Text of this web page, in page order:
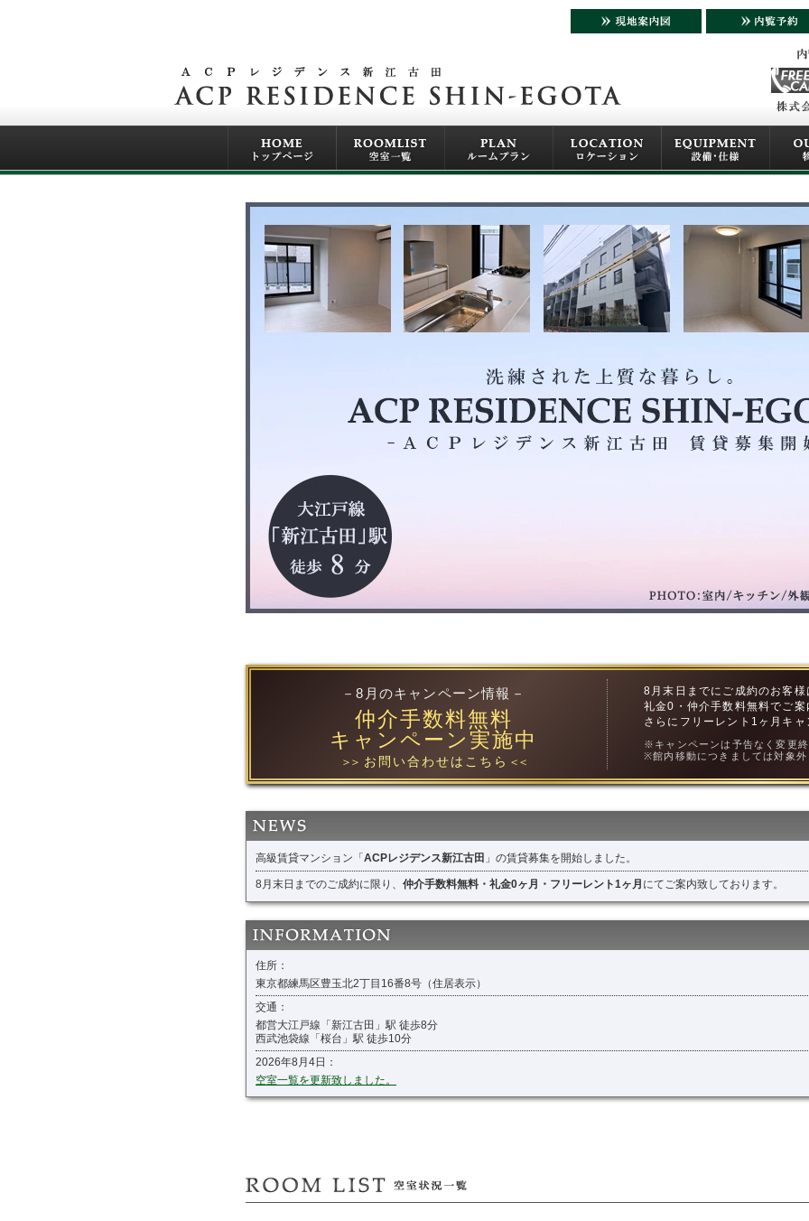
－8月のキャンペーン情報－
仲介手数料無料
キャンペーン実施中
＞＞ お問い合わせはこちら ＜＜
8月末日までにご成約のお客様
礼金0・仲介手数料無料でご案
さらにフリーレント1ヶ月キャ
※キャンペーンは予告なく変更終
※館内移動につきましては対象外
高級賃貸マンション「ACPレジデンス新江古田 」の賃貸募集を開始しました。
8月末日までのご成約に限り、 仲介手数料無料・礼金0ヶ月・フリーレント1ヶ月 にてご案内致しております。
住所：
東京都練馬区豊玉北2丁目16番8号（住居表示）
交通：
都営大江戸線「新江古田」駅 徒歩8分
西武池袋線「桜台」駅 徒歩10分
2026年8月4日：
空室一覧を更新致しました。